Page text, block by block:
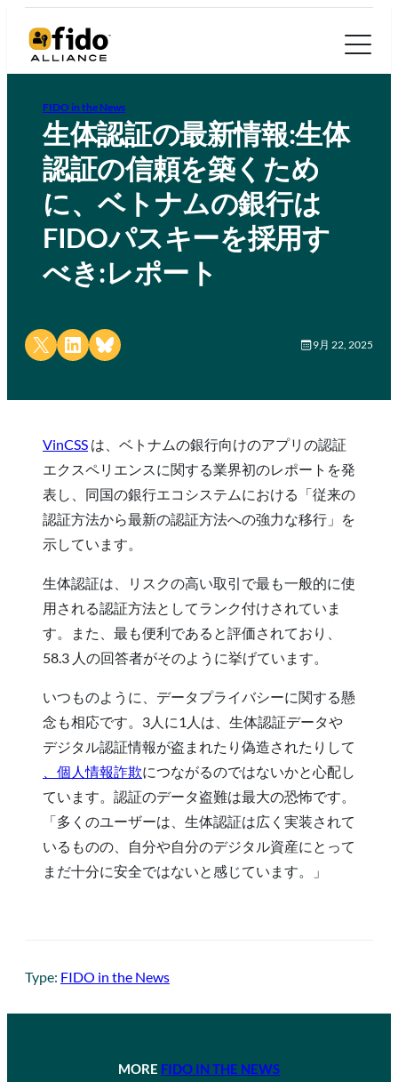
FIDO in the News
生体認証の最新情報:生体
認証の信頼を築くため
に、ベトナムの銀行は
FIDOパスキーを採用す
べき:レポート
Share on X Share on LinkedIn
Share on Bluesky 9月 22, 2025
VinCSS は、ベトナムの銀行向けのアプリの認証
エクスペリエンスに関する業界初のレポートを発
表し、同国の銀行エコシステムにおける「従来の
認証方法から最新の認証方法への強力な移行」を
示しています。
生体認証は、リスクの高い取引で最も一般的に使
用される認証方法としてランク付けされていま
す。また、最も便利であると評価されており、
58.3 人の回答者がそのように挙げています。
いつものように、データプライバシーに関する懸
念も相応です。3人に1人は、生体認証データや
デジタル認証情報が盗まれたり偽造されたりして
、個人情報詐欺につながるのではないかと心配し
ています。認証のデータ盗難は最大の恐怖です。
「多くのユーザーは、生体認証は広く実装されて
いるものの、自分や自分のデジタル資産にとって
まだ十分に安全ではないと感じています。」
Type: FIDO in the News
MORE FIDO IN THE NEWS